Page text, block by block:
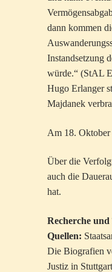
dann kommen
Instandsetzung
würde.“ (StAL
Hugo Erlanger
Majdanek
Am 18. Oktober
Über die
auch die
hat.
Recherche und
Quellen:
Die Biografien
Justiz in